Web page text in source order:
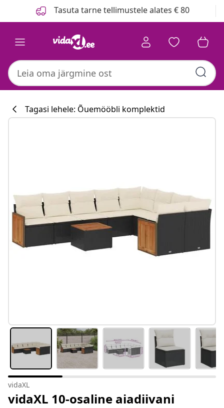
Tasuta tarne tellimustele alates € 80
#sharemevidaxl
Tagasi lehele: Õuemööbli komplektid
vidaXL
vidaXL 10-osaline aiadiivani